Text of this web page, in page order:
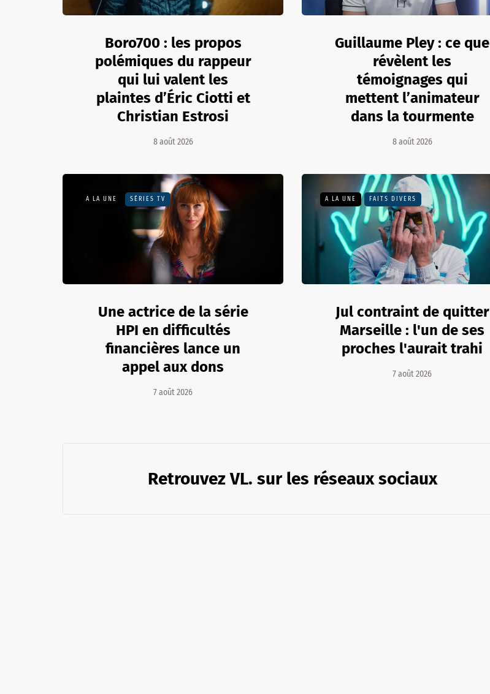
Boro700 : les propos
polémiques du rappeur
qui lui valent les
plaintes d’Éric Ciotti et
Christian Estrosi
8 août 2026
Guillaume Pley : ce que
révèlent les
témoignages qui
mettent l’animateur
dans la tourmente
8 août 2026
A LA UNE SÉRIES TV
Une actrice de la série
HPI en difficultés
financières lance un
appel aux dons
7 août 2026
A LA UNE FAITS DIVERS
Jul contraint de quitter
Marseille : l'un de ses
proches l'aurait trahi
7 août 2026
Retrouvez VL. sur les réseaux sociaux